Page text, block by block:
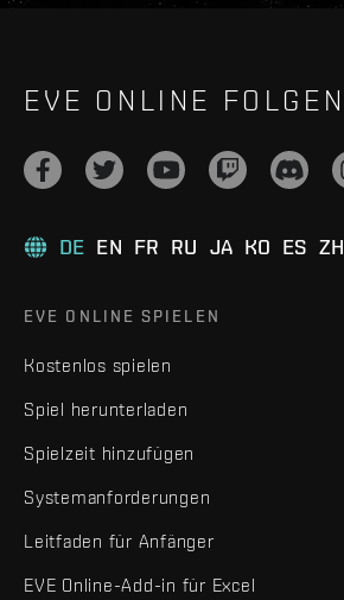
EVE ONLINE FOLGEN
DE EN FR RU JA KO ES ZH
EVE ONLINE SPIELEN
Kostenlos spielen
Spiel herunterladen
Spielzeit hinzufügen
Systemanforderungen
Leitfaden für Anfänger
EVE Online-Add-in für Excel